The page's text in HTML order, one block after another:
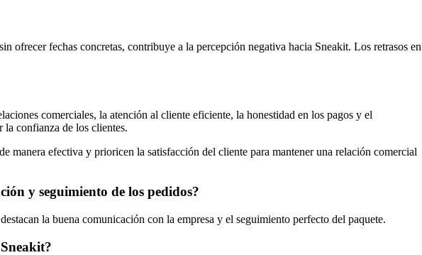
ofrecer fechas concretas, contribuye a la percepción negativa hacia Sneakit. Los retrasos en
comerciales, la atención al cliente eficiente, la honestidad en los pagos y el
la confianza de los clientes.
manera efectiva y prioricen la satisfacción del cliente para mantener una relación comercial
y seguimiento de los pedidos?
la buena comunicación con la empresa y el seguimiento perfecto del paquete.